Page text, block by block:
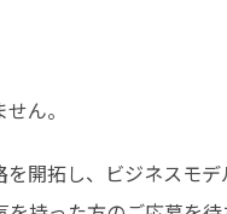
ん。
開拓し、ビジネスモ